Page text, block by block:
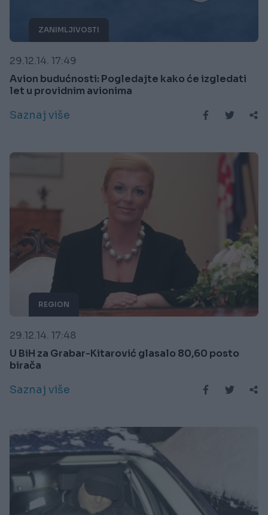
ZANIMLJIVOSTI
29.12.14. 17:49
Avion budućnosti: Pogledajte kako će izgledati
let u providnim avionima
Saznaj više
REGION
29.12.14. 17:48
U BiH za Grabar-Kitarović glasalo 80,60 posto
birača
Saznaj više